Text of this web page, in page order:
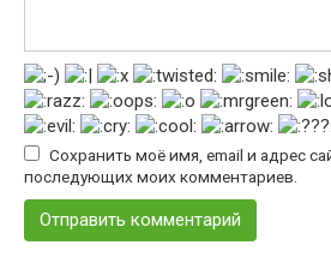
Сохранить моё имя, email и адрес
последующих моих комментариев.